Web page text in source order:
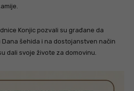
Konjic pozvali su građane da
šehida i na dostojanstven način
dali svoje živote za domovinu.